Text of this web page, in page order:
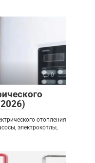
0
отопления
электрокотлы,